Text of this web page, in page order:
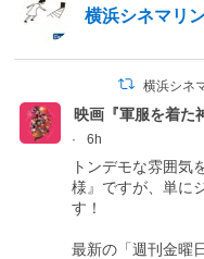
横浜シネマリ
横浜シネ
映画『軍服を着た
·
6h
トンデモな雰囲気
様』ですが、単に
す！
最新の「週刊金曜